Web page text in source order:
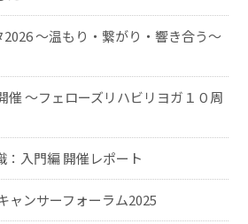
2026 ～温もり・繋がり・響き合う～
催 〜フェローズリハビリヨガ１０周
：入門編 開催レポート
ャンサーフォーラム2025